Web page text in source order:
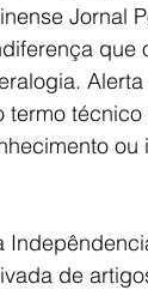
Jornal
que
termo
de